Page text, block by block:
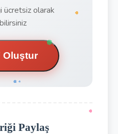
olarak
Oluştur
Paylaş